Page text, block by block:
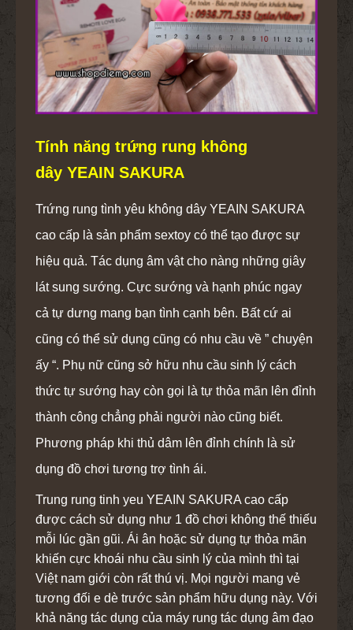
Tính năng trứng rung không
dây YEAIN SAKURA
Trứng rung tình yêu không dây YEAIN SAKURA
cao cấp là sản phẩm sextoy có thể tạo được sự
hiệu quả. Tác dụng âm vật cho nàng những giây
lát sung sướng. Cực sướng và hạnh phúc ngay
cả tự dưng mang bạn tình cạnh bên. Bất cứ ai
cũng có thể sử dụng cũng có nhu cầu về ” chuyện
ấy “. Phụ nữ cũng sở hữu nhu cầu sinh lý cách
thức tự sướng hay còn gọi là tự thỏa mãn lên đỉnh
thành công chẳng phải người nào cũng biết.
Phương pháp khi thủ dâm lên đỉnh chính là sử
dụng đồ chơi tương trợ tình ái.
Trung rung tinh yeu YEAIN SAKURA cao cấp
được cách sử dụng như 1 đồ chơi không thế thiếu
mỗi lúc gần gũi. Ái ân hoặc sử dụng tự thỏa mãn
khiến cực khoái nhu cầu sinh lý của mình thì tại
Việt nam giới còn rất thú vị. Mọi người mang vẻ
tương đối e dè trước sản phẩm hữu dụng này. Với
khả năng tác dụng của máy rung tác dụng âm đạo